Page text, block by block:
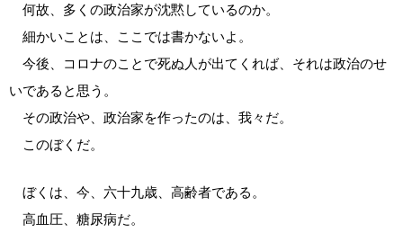
何故、多くの政治家が沈黙しているのか。
細かいことは、ここでは書かないよ。
今後、コロナのことで死ぬ人が出てくれば、それは政治のせ
いであると思う。
その政治や、政治家を作ったのは、我々だ。
このぼくだ。
ぼくは、今、六十九歳、高齢者である。
高血圧、糖尿病だ。